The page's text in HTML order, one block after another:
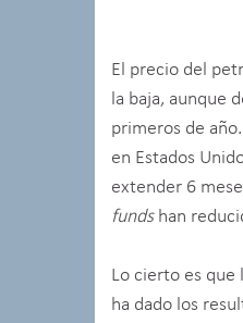
El precio del
la baja, aunque
primeros de
en Estados
extender 6
fundshan
Lo cierto es que
ha dado los